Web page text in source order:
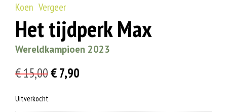
Koen Vergeer
Het tijdperk Max
Wereldkampioen 2023
€15,00Oorspronkelijke
€7,90
Uitverkocht